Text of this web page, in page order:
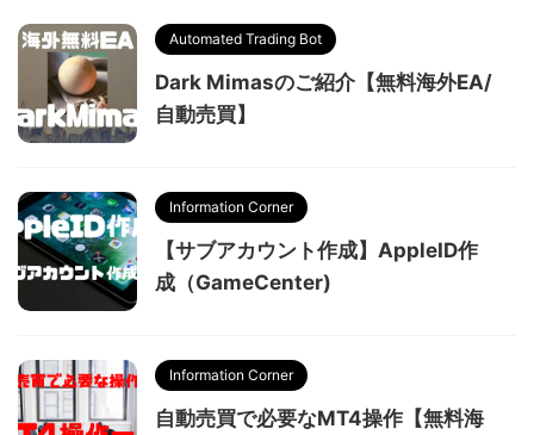
Automated Trading Bot
Dark Mimasのご紹介【無料海外EA/
自動売買】
Information Corner
【サブアカウント作成】AppleID作
成（GameCenter)
Information Corner
自動売買で必要なMT4操作【無料海